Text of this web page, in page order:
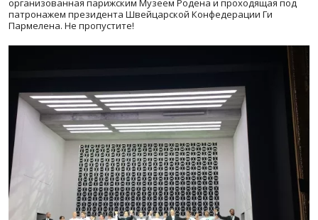
патронажем президента Швейцарской Конфедерации Ги
Пармелена. Не пропустите!